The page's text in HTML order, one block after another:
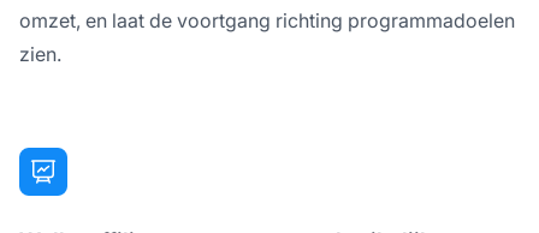
omzet, en laat de voortgang richting programmadoelen
zien.